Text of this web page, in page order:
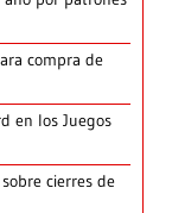
compra de
en los Juegos
cierres de